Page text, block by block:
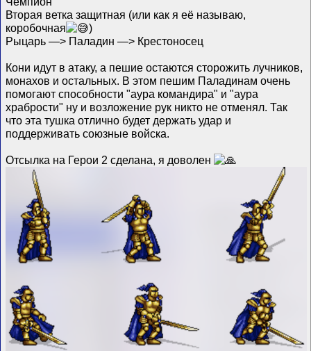
Вторая ветка защитная (или как я её называю,
коробочная
)
Рыцарь —> Паладин —> Крестоносец
Кони идут в атаку, а пешие остаются сторожить лучников,
монахов и остальных. В этом пешим Паладинам очень
помогают способности "аура командира" и "аура
храбрости" ну и возложение рук никто не отменял. Так
что эта тушка отлично будет держать удар и
поддерживать союзные войска.
Отсылка на Герои 2 сделана, я доволен